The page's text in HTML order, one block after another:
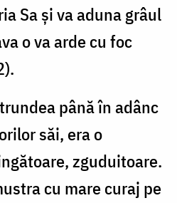
Sa şi va aduna grâul
o va arde cu foc
până în adânc
săi, era o
zguduitoare.
cu mare curaj pe